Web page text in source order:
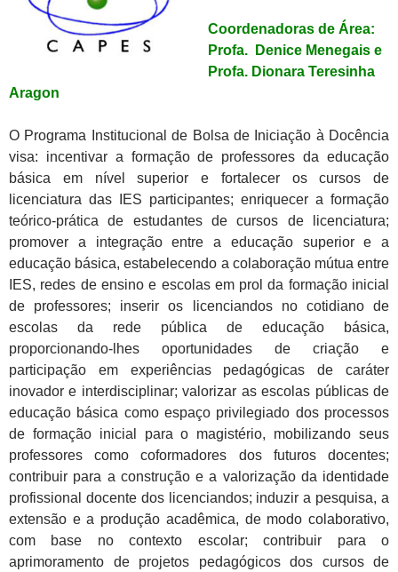
Coordenadoras de Área:
Profa. Denice Menegais e
Profa. Dionara Teresinha
Aragon
O Programa Institucional de Bolsa de Iniciação à Docência
visa: incentivar a formação de professores da educação
básica em nível superior e fortalecer os cursos de
licenciatura das IES participantes; enriquecer a formação
teórico-prática de estudantes de cursos de licenciatura;
promover a integração entre a educação superior e a
educação básica, estabelecendo a colaboração mútua entre
IES, redes de ensino e escolas em prol da formação inicial
de professores; inserir os licenciandos no cotidiano de
escolas da rede pública de educação básica,
proporcionando-lhes oportunidades de criação e
participação em experiências pedagógicas de caráter
inovador e interdisciplinar; valorizar as escolas públicas de
educação básica como espaço privilegiado dos processos
de formação inicial para o magistério, mobilizando seus
professores como coformadores dos futuros docentes;
contribuir para a construção e a valorização da identidade
profissional docente dos licenciandos; induzir a pesquisa, a
extensão e a produção acadêmica, de modo colaborativo,
com base no contexto escolar; contribuir para o
aprimoramento de projetos pedagógicos dos cursos de